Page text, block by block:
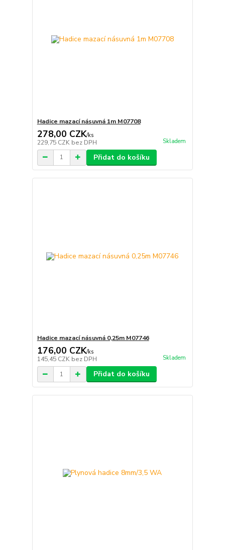
Hadice mazací násuvná 1m M07708
278,00 CZK/ks
229,75 CZK bez DPH Skladem
Přidat do košíku
Hadice mazací násuvná 0,25m M07746
176,00 CZK/ks
145,45 CZK bez DPH Skladem
Přidat do košíku